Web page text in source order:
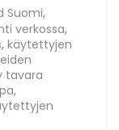
Suomi,
verkossa,
, käytettyjen
tavara
,